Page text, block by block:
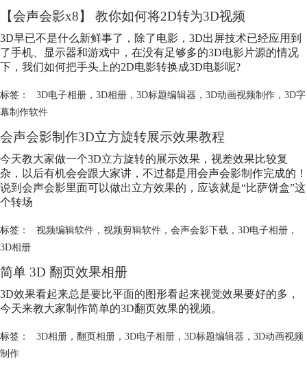
【会声会影x8】 教你如何将2D转为3D视频
3D早已不是什么新鲜事了，除了电影，3D出屏技术已经应用到
了手机、显示器和游戏中，在没有足够多的3D电影片源的情况
下，我们如何把手头上的2D电影转换成3D电影呢?
标签： 3D电子相册， 3D相册， 3D标题编辑器 ， 3D动画视频制作， 3D字
幕制作软件
会声会影制作3D立方旋转展示效果教程
今天教大家做一个3D立方旋转的展示效果，视差效果比较复
杂，以后有机会会跟大家讲，不过都是用会声会影制作完成的！
说到会声会影里面可以做出立方效果的，应该就是“比萨饼盒”这
个转场
标签： 视频编辑软件， 视频剪辑软件， 会声会影下载 ， 3D电子相册，
3D相册
简单 3D 翻页效果相册
3D效果看起来总是要比平面的图形看起来视觉效果要好的多，
今天来教大家制作简单的3D翻页效果的视频。
标签： 3D相册， 翻页相册， 3D电子相册， 3D标题编辑器 ， 3D动画视频
制作